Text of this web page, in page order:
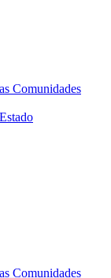
Comunidades
Comunidades